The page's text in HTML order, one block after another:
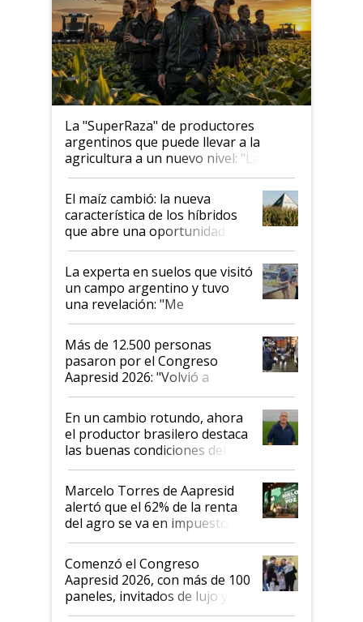
La "SuperRaza" de productores
argentinos que puede llevar a la
agricultura a un nuevo nivel: "Las
posibilidades de crecimiento son
infinitas"
El maíz cambió: la nueva
característica de los híbridos
que abre una oportunidad en
el lote
La experta en suelos que visitó
un campo argentino y tuvo
una revelación: "Me
impresionó mucho"
Más de 12.500 personas
pasaron por el Congreso
Aapresid 2026: "Volvió a
demostrar que hablar del
suelo es hablar de todo el
sistema productivo"
En un cambio rotundo, ahora
el productor brasilero destaca
las buenas condiciones del
agro argentino para invertir:
"Los veo más motivados"
Marcelo Torres de Aapresid
alertó que el 62% de la renta
del agro se va en impuestos:
"No es bueno que en
Argentina se sigan discutiendo
las mismas cosas de hace 50
años"
Comenzó el Congreso
Aapresid 2026, con más de 100
paneles, invitados de lujo y
todas las tendencias